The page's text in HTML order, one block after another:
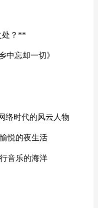
处？**
中忘却一切》
络时代的风云人物
悦的夜生活
音乐的海洋